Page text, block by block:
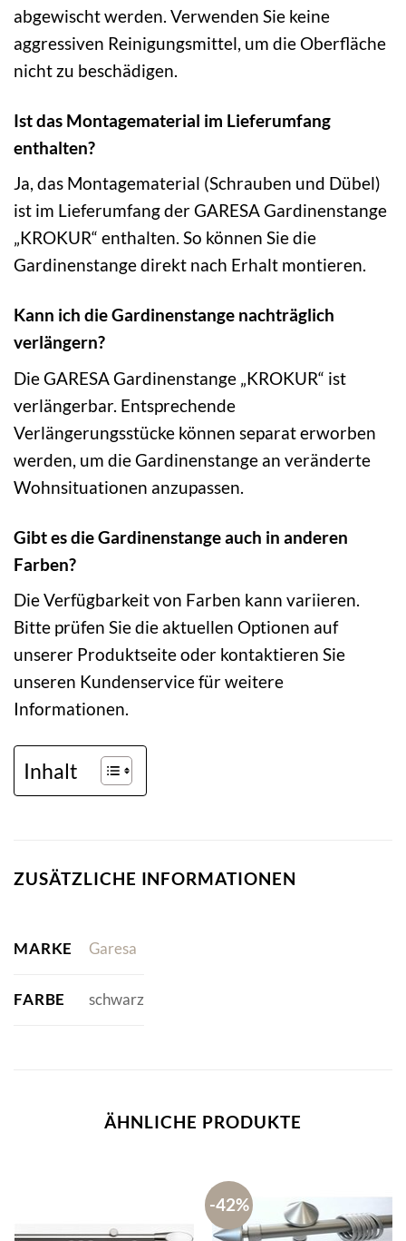
abgewischt werden. Verwenden Sie keine
aggressiven Reinigungsmittel, um die Oberfläche
nicht zu beschädigen.
Ist das Montagematerial im Lieferumfang
enthalten?
Ja, das Montagematerial (Schrauben und Dübel)
ist im Lieferumfang der GARESA Gardinenstange
„KROKUR“ enthalten. So können Sie die
Gardinenstange direkt nach Erhalt montieren.
Kann ich die Gardinenstange nachträglich
verlängern?
Die GARESA Gardinenstange „KROKUR“ ist
verlängerbar. Entsprechende
Verlängerungsstücke können separat erworben
werden, um die Gardinenstange an veränderte
Wohnsituationen anzupassen.
Gibt es die Gardinenstange auch in anderen
Farben?
Die Verfügbarkeit von Farben kann variieren.
Bitte prüfen Sie die aktuellen Optionen auf
unserer Produktseite oder kontaktieren Sie
unseren Kundenservice für weitere
Informationen.
Inhalt
ZUSÄTZLICHE INFORMATIONEN
MARKE Garesa
FARBE schwarz
ÄHNLICHE PRODUKTE
-42%